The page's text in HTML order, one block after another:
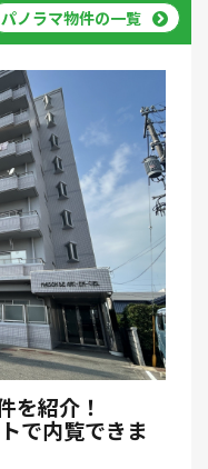
パノラマ物件の一覧
を紹介！
で内覧できま